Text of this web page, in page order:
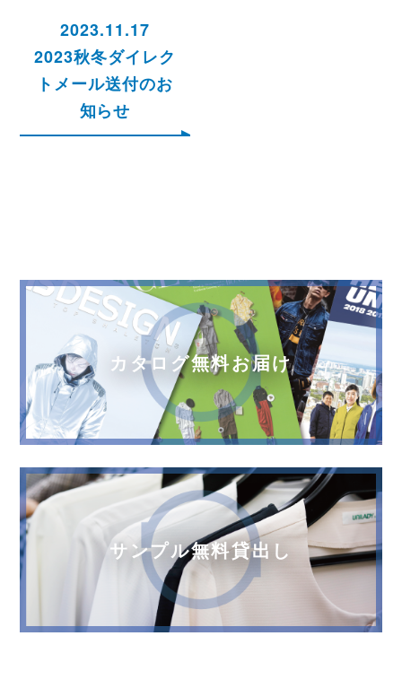
2023.11.17
2023秋冬ダイレク
トメール送付のお
知らせ
カタログ無料お届け
サンプル無料貸出し